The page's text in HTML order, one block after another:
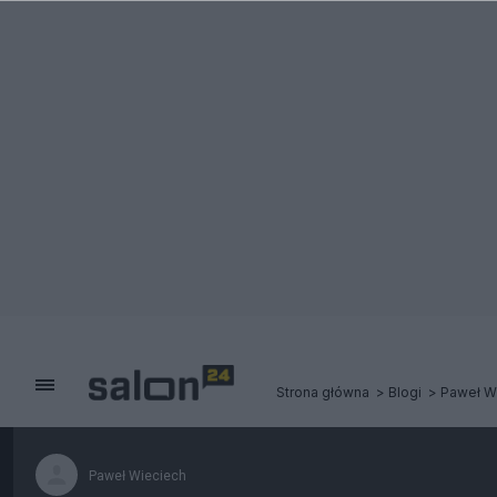
Strona główna Blogi Paweł
Paweł Wieciech